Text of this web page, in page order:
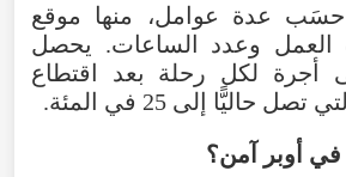
حسَب عدة عوامل، منها موقع
العمل وعدد الساعات. يحصل
أجرة لكل رحلة بعد اقتطاع
حاليًّا إلى 25 في المئة.
أوبر آمن؟